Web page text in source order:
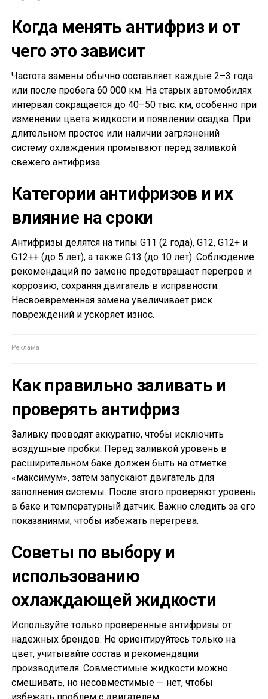
Когда менять антифриз и от
чего это зависит
Частота замены обычно составляет каждые 2–3 года
или после пробега 60 000 км. На старых автомобилях
интервал сокращается до 40–50 тыс. км, особенно при
изменении цвета жидкости и появлении осадка. При
длительном простое или наличии загрязнений
систему охлаждения промывают перед заливкой
свежего антифриза.
Категории антифризов и их
влияние на сроки
Антифризы делятся на типы G11 (2 года), G12, G12+ и
G12++ (до 5 лет), а также G13 (до 10 лет). Соблюдение
рекомендаций по замене предотвращает перегрев и
коррозию, сохраняя двигатель в исправности.
Несвоевременная замена увеличивает риск
повреждений и ускоряет износ.
Как правильно заливать и
проверять антифриз
Заливку проводят аккуратно, чтобы исключить
воздушные пробки. Перед заливкой уровень в
расширительном баке должен быть на отметке
«максимум», затем запускают двигатель для
заполнения системы. После этого проверяют уровень
в баке и температурный датчик. Важно следить за его
показаниями, чтобы избежать перегрева.
Советы по выбору и
использованию
охлаждающей жидкости
Используйте только проверенные антифризы от
надежных брендов. Не ориентируйтесь только на
цвет, учитывайте состав и рекомендации
производителя. Совместимые жидкости можно
смешивать, но несовместимые — нет, чтобы